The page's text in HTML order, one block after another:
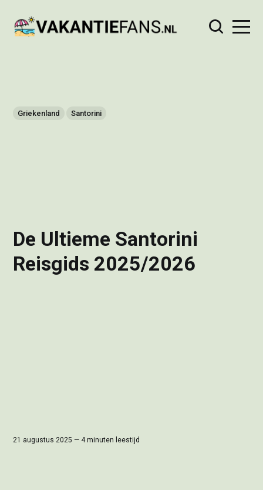
Griekenland Santorini
De Ultieme Santorini
Reisgids 2025/2026
21 augustus 2025 — 4 minuten leestijd